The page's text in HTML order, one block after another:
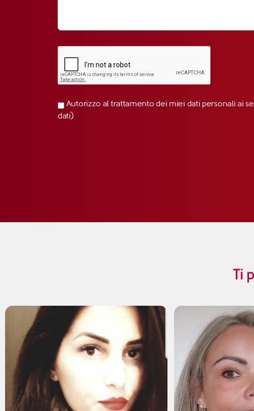
Autorizzo al trattamento dei miei dati personali ai
dati)
Ti